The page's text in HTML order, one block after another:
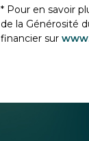
* Pour en savoir
de la Générosité
financier sur